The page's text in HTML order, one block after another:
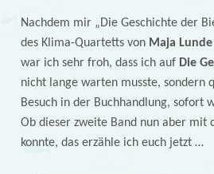
Nachdem mir „Die Geschichte der
des Klima-Quartetts von Maja Lunde
war ich sehr froh, dass ich auf Die
nicht lange warten musste, sondern
Besuch in der Buchhandlung, sofort
Ob dieser zweite Band nun aber mit
konnte, das erzähle ich euch jetzt …